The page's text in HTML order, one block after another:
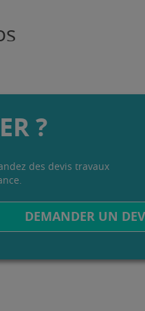
?
des devis travaux
DEMANDER UN